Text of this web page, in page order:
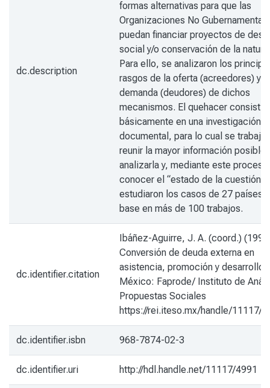
dc.description
formas alternativas para que las
Organizaciones No
puedan financiar proyectos de
social y/o conservación de la
Para ello, se analizaron los
rasgos de la oferta (acreedores) y
demanda (deudores) de dichos
mecanismos. El quehacer consistió
básicamente en una investigación
documental, para lo cual se trabajó
reunir la mayor información posible,
analizarla y, mediante este
conocer el “estado de la cuestión”.
estudiaron los casos de 27 países,
base en más de 100 trabajos.
dc.identifier.citation
Ibáñez-Aguirre, J. A. (coord.)
Conversión de deuda externa en
asistencia, promoción y desarrollo
México: Faprode/ Instituto de
Propuestas Sociales
https://rei.iteso.mx/handle/11117/
dc.identifier.isbn 968-7874-02-3
dc.identifier.uri http://hdl.handle.net/11117/4991